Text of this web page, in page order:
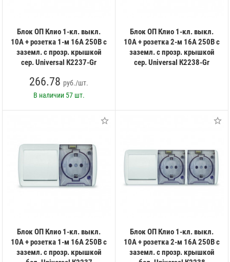
Блок ОП Клио 1-кл. выкл.
10А + розетка 1-м 16А 250В с
заземл. с прозр. крышкой
сер. Universal К2237-Gr
266.78 руб./шт.
В наличии 57 шт.
Блок ОП Клио 1-кл. выкл.
10А + розетка 2-м 16А 250В с
заземл. с прозр. крышкой
сер. Universal К2238-Gr
Блок ОП Клио 1-кл. выкл.
10А + розетка 1-м 16А 250В с
заземл. с прозр. крышкой
Блок ОП Клио 1-кл. выкл.
10А + розетка 2-м 16А 250В с
заземл. с прозр. крышкой